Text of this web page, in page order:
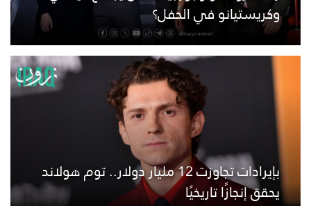
وكريستيانو في الحفل؟
بإيرادات تجاوزت 12 مليار دولار.. توم هولاند
يحقق إنجازًا تاريخيًا